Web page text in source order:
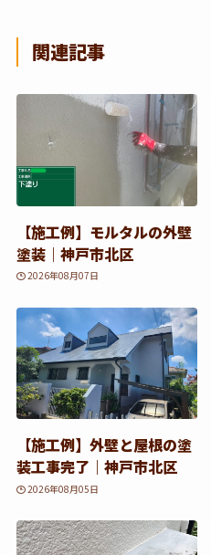
関連記事
【施工例】モルタルの外壁
塗装｜神戸市北区
2026年08月07日
【施工例】外壁と屋根の塗
装工事完了｜神戸市北区
2026年08月05日